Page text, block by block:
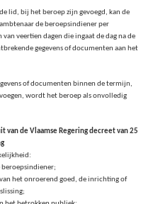
lid, bij het beroep zijn gevoegd, kan de
de beroepsindiener per
veertien dagen die ingaat de dag na de
gegevens of documenten aan het
of documenten binnen de termijn,
wordt het beroep als onvolledig
van de Vlaamse Regering decreet van 25
beroepsindiener;
het onroerend goed, de inrichting of